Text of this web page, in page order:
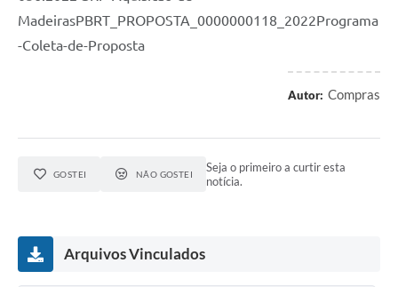
MadeirasPBRT_PROPOSTA_0000000118_2022Programa
-Coleta-de-Proposta
Autor: Compras
GOSTEI NÃO GOSTEI
Seja o primeiro a curtir esta
notícia.
Arquivos Vinculados